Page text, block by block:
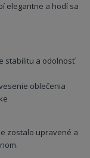
elegantne a hodí sa
stabilitu a odolnosť
oblečenia
zostalo upravené a